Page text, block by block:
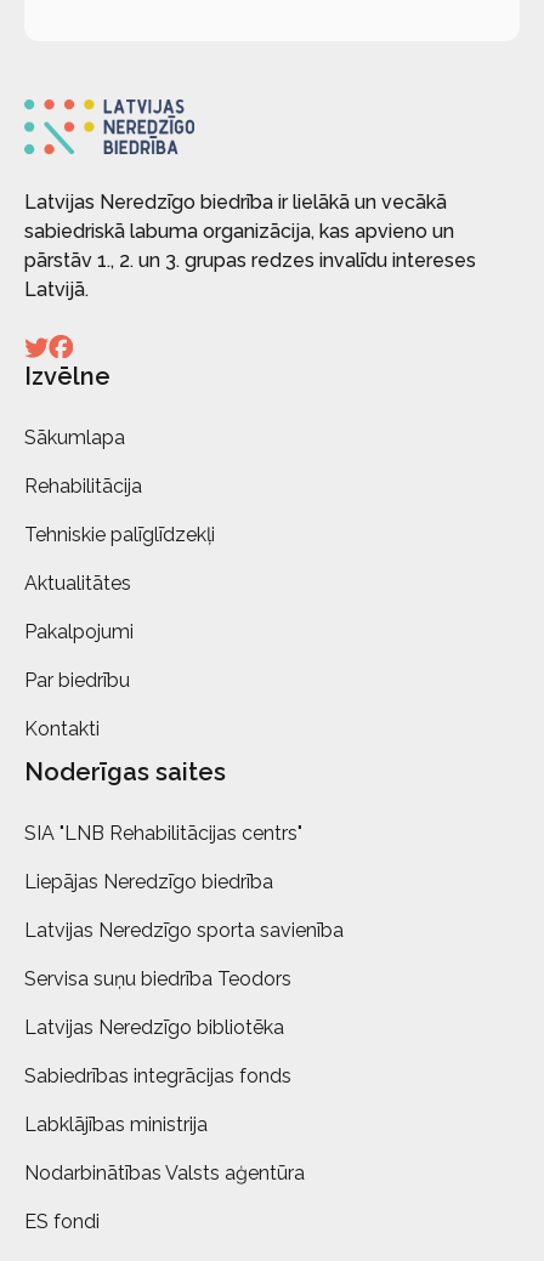
Latvijas Neredzīgo biedrība ir lielākā un vecākā
sabiedriskā labuma organizācija, kas apvieno un
pārstāv 1., 2. un 3. grupas redzes invalīdu intereses
Latvijā.
Izvēlne
Sākumlapa
Rehabilitācija
Tehniskie palīglīdzekļi
Aktualitātes
Pakalpojumi
Par biedrību
Kontakti
Noderīgas saites
SIA "LNB Rehabilitācijas centrs"
Liepājas Neredzīgo biedrība
Latvijas Neredzīgo sporta savienība
Servisa suņu biedrība Teodors
Latvijas Neredzīgo bibliotēka
Sabiedrības integrācijas fonds
Labklājības ministrija
Nodarbinātības Valsts aģentūra
ES fondi